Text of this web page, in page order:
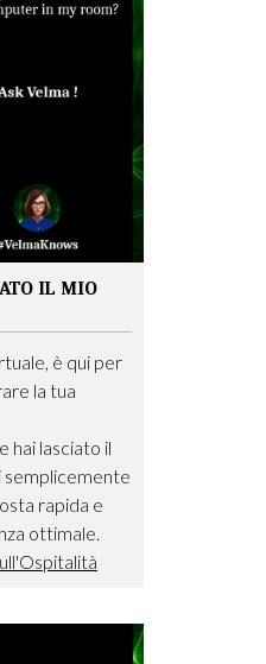
IL MIO
è qui per
la tua
hai lasciato il
semplicemente
rapida e
ottimale.